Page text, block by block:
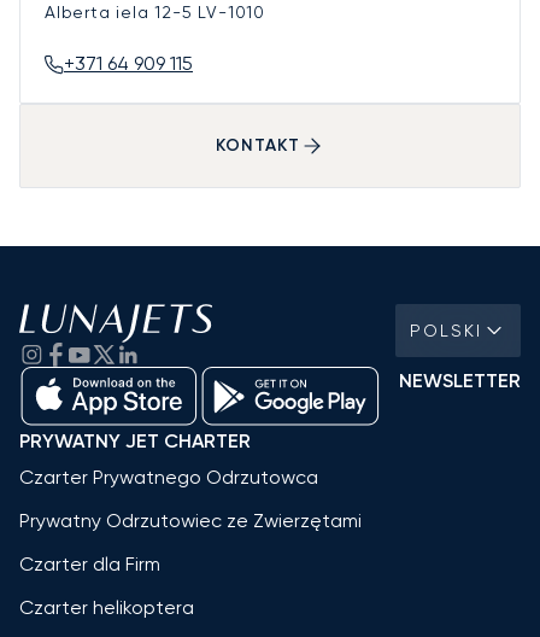
Alberta iela 12-5 LV-1010
+371 64 909 115
KONTAKT
POLSKI
NEWSLETTER
PRYWATNY JET CHARTER
Czarter Prywatnego Odrzutowca
Prywatny Odrzutowiec ze Zwierzętami
Czarter dla Firm
Czarter helikoptera